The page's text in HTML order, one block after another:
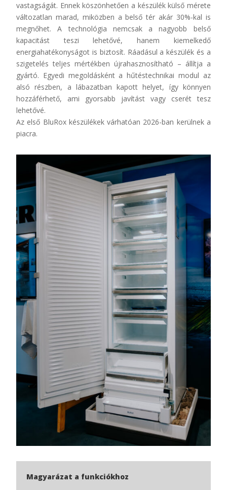
vastagságát. Ennek köszönhetően a készülék külső mérete
változatlan marad, miközben a belső tér akár 30%-kal is
megnőhet. A technológia nemcsak a nagyobb belső
kapacitást teszi lehetővé, hanem kiemelkedő
energiahatékonyságot is biztosít. Ráadásul a készülék és a
szigetelés teljes mértékben újrahasznosítható – állítja a
gyártó. Egyedi megoldásként a hűtéstechnikai modul az
alsó részben, a lábazatban kapott helyet, így könnyen
hozzáférhető, ami gyorsabb javítást vagy cserét tesz
lehetővé.
Az első BluRoxkészülékek várhatóan 2026-ban kerülnek a
piacra.
Magyarázat a funkciókhoz